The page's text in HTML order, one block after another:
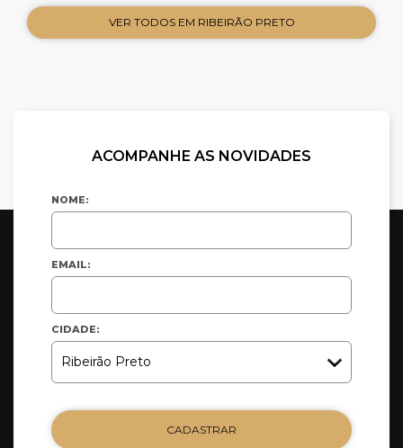
VER TODOS EM RIBEIRÃO PRETO
ACOMPANHE AS NOVIDADES
NOME:
EMAIL:
CIDADE:
CADASTRAR